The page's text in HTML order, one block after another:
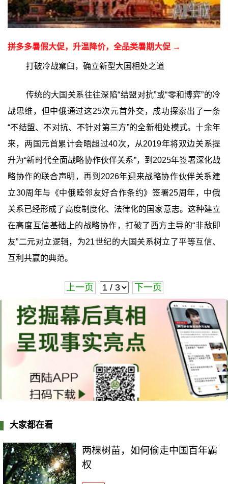
拼多多暑假大促，升温降价，全品类暑期大促 →
打破冷战窠臼，确立新型大国相处之道
传统的大国关系往往深陷“结盟对抗”或“零和博弈”的冷
战思维，但中俄通过这25次元首外交，成功探索出了一条
“不结盟、不对抗、不针对第三方”的全新相处模式。十余年
来，两国元首累计会晤超过40次，从2019年将双边关系提
升为“新时代全面战略协作伙伴关系”，到2025年签署深化战
略协作的联合声明，再到2026年迎来战略协作伙伴关系建
立30周年与《中俄睦邻友好合作条约》签署25周年，中俄
关系已经形成了高度制度化、法律化的国家意志。这种建立
在高度互信基础上的战略协作，打破了西方主导的“非敌即
友”二元对立逻辑，为21世纪的大国关系树立了平等互信、
互利共赢的典范。
上一页 下一页
大家都在看
两棵树苗，如何偷走中国百年霸
权